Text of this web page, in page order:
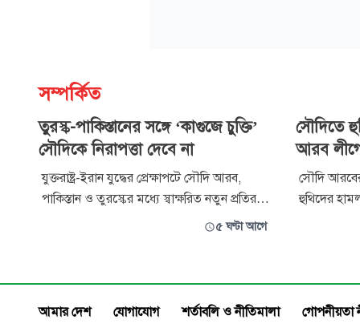
সম্পর্কিত
তুরস্ক-পাকিস্তানের সঙ্গে ‘কাগুজে চুক্তি’
সৌদিকে নিরাপত্তা দেবে না
যুক্তরাষ্ট্র-ইরান যুদ্ধের প্রেক্ষাপটে সৌদি আরব,
পাকিস্তান ও তুরস্কের মধ্যে স্বাক্ষরিত নতুন প্রতিরক্ষা
চুক্তির কঠোর সমালোচনা করেছেন ইরানের
রেজায়ী। তিনি বলেছেন, তুরস্ক ও পাকিস্তানের সঙ্গে
এ কাগুজে চুক্তি সৌদ
৫ ঘণ্টা আগে
সৌদিতে
আরব
সৌদি
হুথিদের
জাসিম
আমার দেশ যোগাযোগ শর্তাবলি ও নীতিমালা গোপনীয়তা